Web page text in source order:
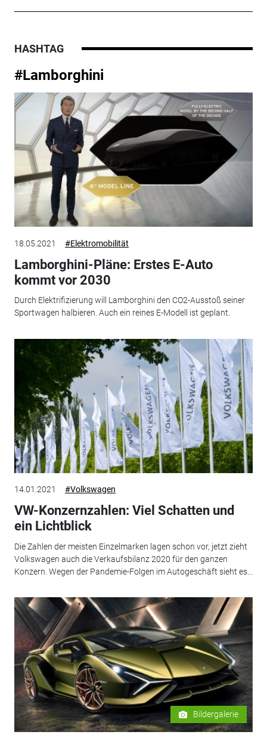
HASHTAG
#Lamborghini
18.05.2021 #Elektromobilität
Lamborghini-Pläne: Erstes E-Auto
kommt vor 2030
Durch Elektrifizierung will Lamborghini den CO2-Ausstoß seiner
Sportwagen halbieren. Auch ein reines E-Modell ist geplant.
14.01.2021 #Volkswagen
VW-Konzernzahlen: Viel Schatten und
ein Lichtblick
Die Zahlen der meisten Einzelmarken lagen schon vor, jetzt zieht
Volkswagen auch die Verkaufsbilanz 2020 für den ganzen
Konzern. Wegen der Pandemie-Folgen im Autogeschäft sieht es...
Bildergalerie